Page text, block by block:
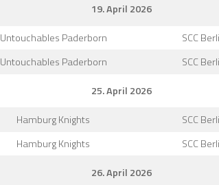
19. April 2026
Untouchables Paderborn SCC
Untouchables Paderborn SCC
25. April 2026
Hamburg Knights SCC
Hamburg Knights SCC
26. April 2026